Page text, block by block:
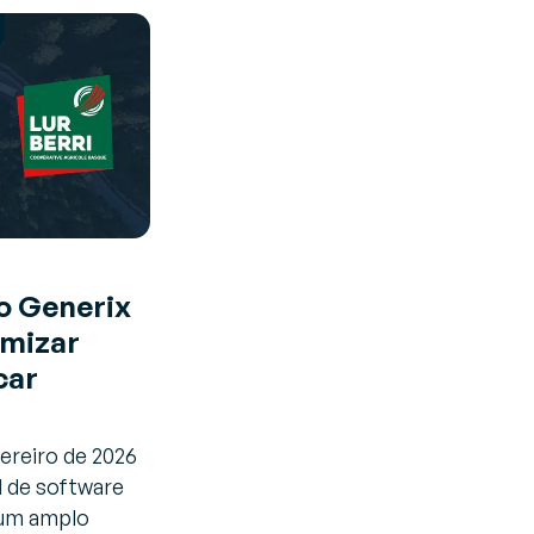
Generix
de 2026
de software
amplo